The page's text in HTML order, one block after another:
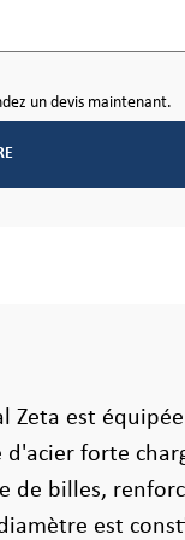
un devis maintenant.
Zeta est
forte
de billes,
est